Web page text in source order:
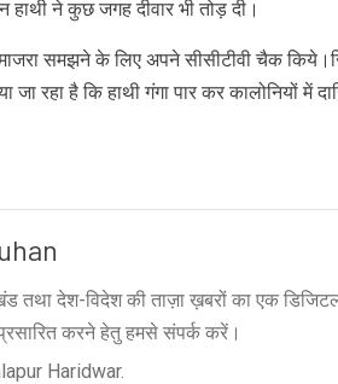
ने कुछ जगह दीवार भी तोड़ दी।
माजरा समझने के लिए अपने सीसीटीवी चैक
रहा है कि हाथी गंगा पार कर कालोनियों में
तथा देश-विदेश की ताज़ा ख़बरों का एक
करने हेतु हमसे संपर्क करें।
Haridwar.